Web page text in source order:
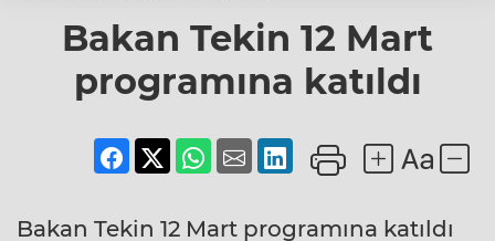
Mart
programına
Bakan Tekin 12 Mart
programına katıldı
Bakan Tekin 12 Mart programına katıldı